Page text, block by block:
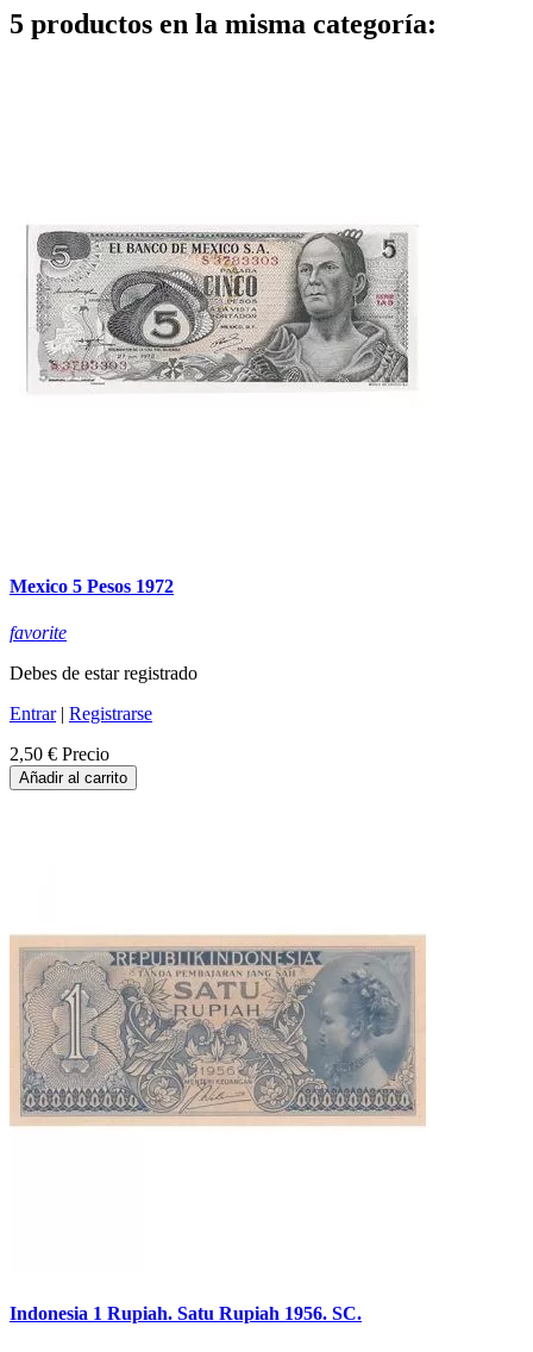
5 productos en la misma categoría:
Mexico 5 Pesos 1972
favorite
Debes de estar registrado
Entrar| Registrarse
2,50 € Precio
Añadir al carrito
Indonesia 1 Rupiah. Satu Rupiah 1956. SC.